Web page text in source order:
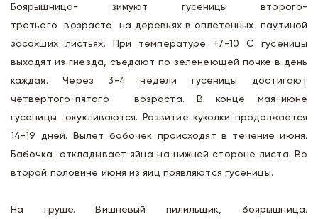
Боярышница- зимуют гусеницы второго-
третьего возраста на деревьях в оплетенных паутиной
засохших листьях. При температуре +7-10 С гусеницы
выходят из гнезда, съедают по зеленеющей почке в день
каждая. Через 3-4 недели гусеницы достигают
четвертого-пятого возраста. В конце мая-июне
гусеницы окукливаются. Развитие куколки продолжается
14-19 дней. Вылет бабочек происходят в течение июня.
Бабочка откладывает яйца на нижней стороне листа. Во
второй половине июня из яиц появляются гусеницы.
На груше. Вишневый пилильщик, боярышница.